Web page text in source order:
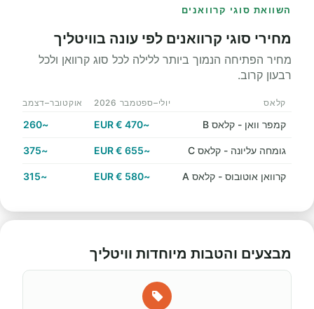
השוואת סוגי קרוואנים
מחירי סוגי קרוואנים לפי עונה בוויטליך
מחיר הפתיחה הנמוך ביותר ללילה לכל סוג קרוואן ולכל
רבעון קרוב.
קלאס יולי–ספטמבר 2026 אוקטובר–דצמבר 2026
קמפר וואן - קלאס B ~470 € EUR
~260 € EUR
גומחה עליונה - קלאס C ~655 € EUR
~375 € EUR
קרוואן אוטובוס - קלאס A ~580 € EUR
~315 € EUR
מבצעים והטבות מיוחדות וויטליך